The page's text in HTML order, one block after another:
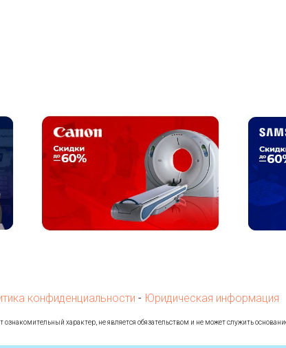
конфиденциальности - Юридическая информация
характер, не является обязательством и не может служить